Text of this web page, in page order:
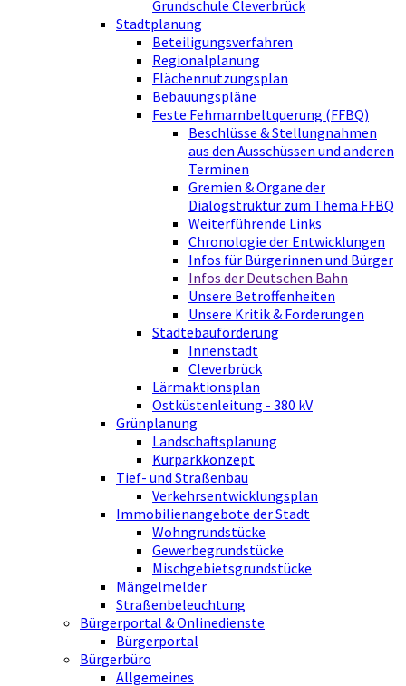
Grundschule Cleverbrück
Stadtplanung
Beteiligungsverfahren
Regionalplanung
Flächennutzungsplan
Bebauungspläne
Feste Fehmarnbeltquerung (FFBQ)
Beschlüsse & Stellungnahmen
aus den Ausschüssen und anderen
Terminen
Gremien & Organe der
Dialogstruktur zum Thema FFBQ
Weiterführende Links
Chronologie der Entwicklungen
Infos für Bürgerinnen und Bürger
Infos der Deutschen Bahn
Unsere Betroffenheiten
Unsere Kritik & Forderungen
Städtebauförderung
Innenstadt
Cleverbrück
Lärmaktionsplan
Ostküstenleitung - 380 kV
Grünplanung
Landschaftsplanung
Kurparkkonzept
Tief- und Straßenbau
Verkehrsentwicklungsplan
Immobilienangebote der Stadt
Wohngrundstücke
Gewerbegrundstücke
Mischgebietsgrundstücke
Mängelmelder
Straßenbeleuchtung
Bürgerportal & Onlinedienste
Bürgerportal
Bürgerbüro
Allgemeines